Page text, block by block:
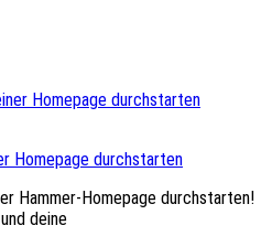
Homepage durchstarten
Hammer-Homepage durchstarten!
deine